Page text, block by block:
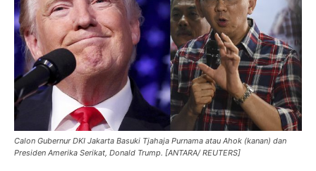
Calon Gubernur DKI Jakarta Basuki Tjahaja Purnama atau Ahok (kanan) dan
Presiden Amerika Serikat, Donald Trump. [ANTARA/ REUTERS]